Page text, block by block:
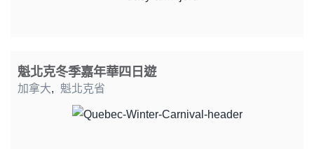
魁北克冬季嘉年華四日遊
加拿大, 魁北克省